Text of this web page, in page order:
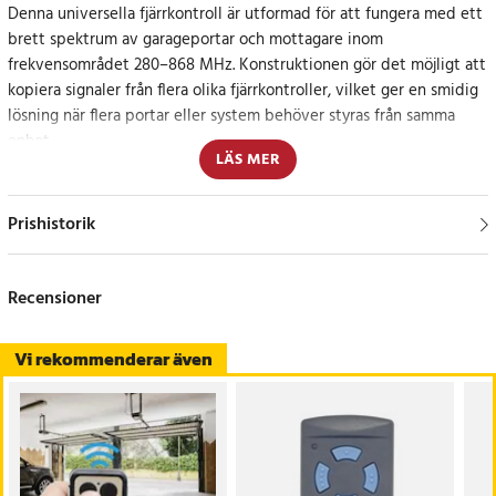
Denna universella fjärrkontroll är utformad för att fungera med ett
brett spektrum av garageportar och mottagare inom
frekvensområdet 280–868 MHz. Konstruktionen gör det möjligt att
kopiera signaler från flera olika fjärrkontroller, vilket ger en smidig
lösning när flera portar eller system behöver styras från samma
enhet.
Stöd för flera kodtyper, såsom fast kod, inlärningskod och rullande
kod, ger flexibel användning vid parkoppling med olika system.
olika funktioner eller mottagare. Knappstyrningen är tydlig och lätt
att använda, vilket bidrar till snabb och smidig hantering i
vardagen.
Kompakt och praktisk för daglig användning
LÄS MER
Prishistorik
Vi rekommenderar även
Recensioner